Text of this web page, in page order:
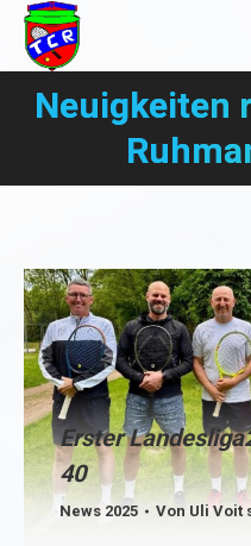
Neuigkeiten
Erster
40
News 2025 Von Uli Voit